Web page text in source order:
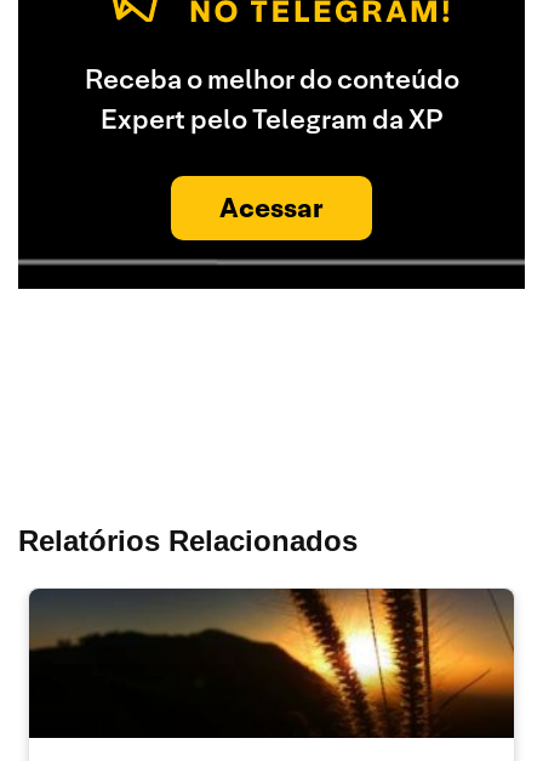
Receba o melhor do conteúdo
Expert pelo Telegram da XP
Acessar
Relatórios Relacionados